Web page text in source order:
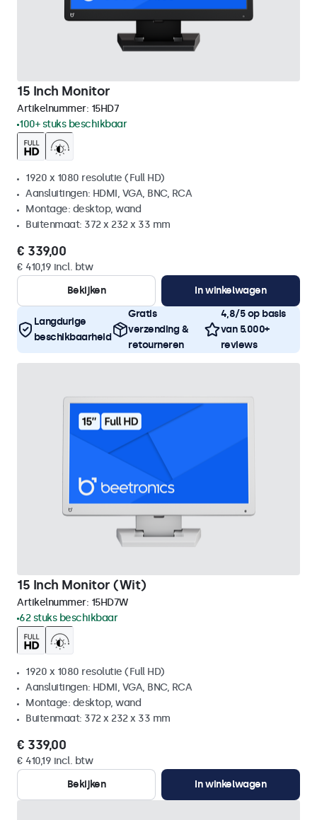
15 Inch Monitor
Artikelnummer: 15HD7
100+ stuks beschikbaar
1920 x 1080 resolutie (Full HD)
Aansluitingen: HDMI, VGA, BNC, RCA
Montage: desktop, wand
Buitenmaat: 372 x 232 x 33 mm
€ 339,00
€ 410,19 incl. btw
Bekijken
In winkelwagen
Langdurige
beschikbaarheid
Gratis
verzending &
retourneren
4,8/5 op basis
van 5.000+
reviews
15 Inch Monitor (Wit)
Artikelnummer: 15HD7W
62 stuks beschikbaar
1920 x 1080 resolutie (Full HD)
Aansluitingen: HDMI, VGA, BNC, RCA
Montage: desktop, wand
Buitenmaat: 372 x 232 x 33 mm
€ 339,00
€ 410,19 incl. btw
Bekijken
In winkelwagen